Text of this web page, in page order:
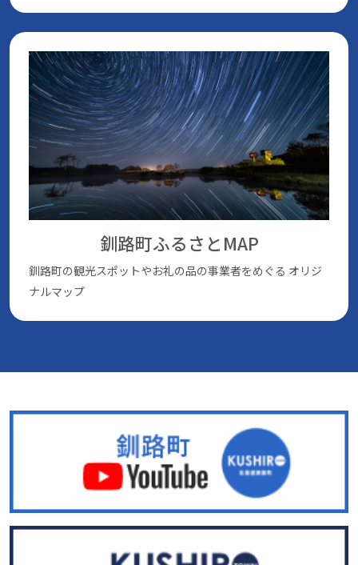
釧路町ふるさとMAP
釧路町の観光スポットやお礼の品の事業者をめぐる オリジ
ナルマップ